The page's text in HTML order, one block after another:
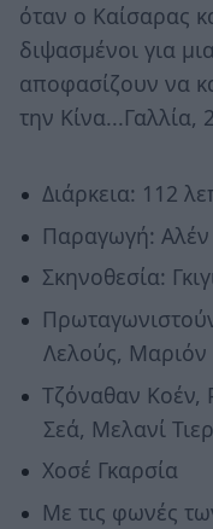
όταν ο Καίσαρας
διψασμένοι για
αποφασίζουν να
την Κίνα...Γαλλία,
Διάρκεια: 112
Παραγωγή:
Σκηνοθεσία:
Λελούς, Μαριόν
Τζόναθαν Κοέν,
Σεά, Μελανί
Χοσέ Γκαρσία
Με τις φωνές